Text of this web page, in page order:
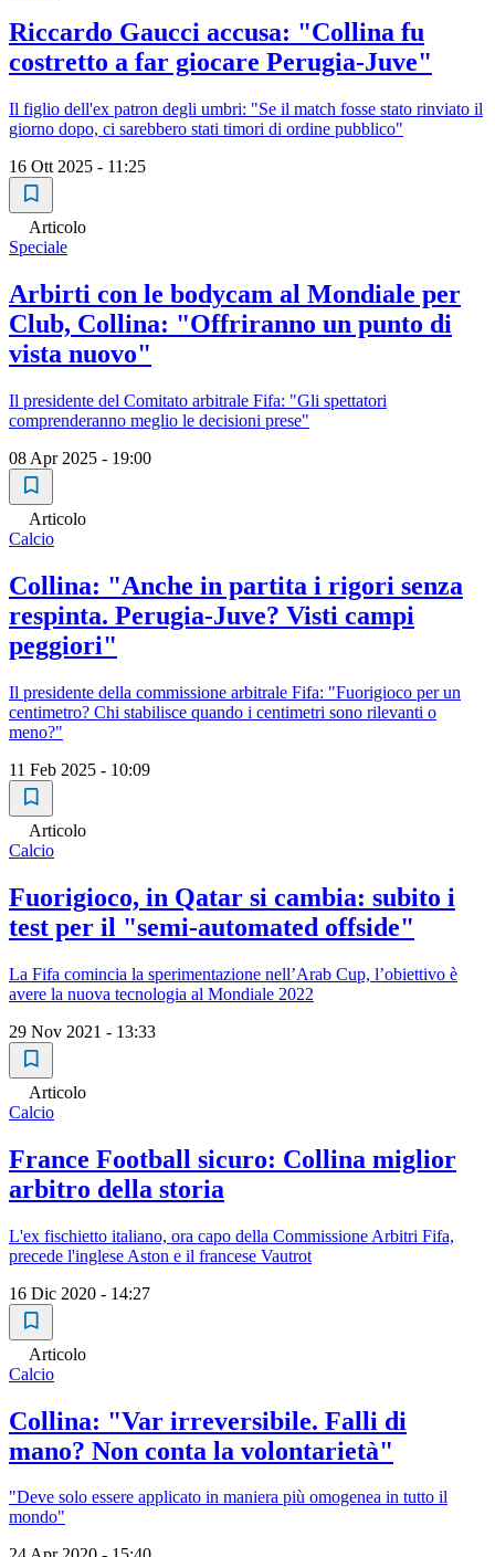
Riccardo Gaucci accusa: "Collina fu
costretto a far giocare Perugia-Juve"
Il figlio dell'ex patron degli umbri: "Se il match fosse stato rinviato il
giorno dopo, ci sarebbero stati timori di ordine pubblico"
16 Ott 2025 - 11:25
Articolo
Speciale
Arbirti con le bodycam al Mondiale per
Club, Collina: "Offriranno un punto di
vista nuovo"
Il presidente del Comitato arbitrale Fifa: "Gli spettatori
comprenderanno meglio le decisioni prese"
08 Apr 2025 - 19:00
Articolo
Calcio
Collina: "Anche in partita i rigori senza
respinta. Perugia-Juve? Visti campi
peggiori"
Il presidente della commissione arbitrale Fifa: "Fuorigioco per un
centimetro? Chi stabilisce quando i centimetri sono rilevanti o
meno?"
11 Feb 2025 - 10:09
Articolo
Calcio
Fuorigioco, in Qatar si cambia: subito i
test per il "semi-automated offside"
La Fifa comincia la sperimentazione nell’Arab Cup, l’obiettivo è
avere la nuova tecnologia al Mondiale 2022
29 Nov 2021 - 13:33
Articolo
Calcio
France Football sicuro: Collina miglior
arbitro della storia
L'ex fischietto italiano, ora capo della Commissione Arbitri Fifa,
precede l'inglese Aston e il francese Vautrot
16 Dic 2020 - 14:27
Articolo
Calcio
Collina: "Var irreversibile. Falli di
mano? Non conta la volontarietà"
"Deve solo essere applicato in maniera più omogenea in tutto il
mondo"